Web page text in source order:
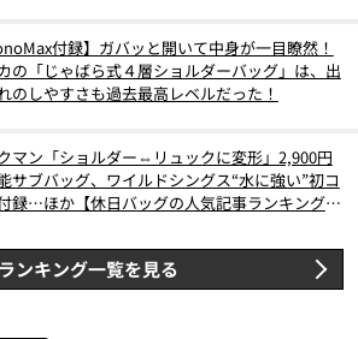
付録】ガバッと開いて中身が一目瞭然！
の「じゃばら式４層ショルダーバッグ」は、出
のしやすさも過去最高レベルだった！
マン「ショルダー⇔リュックに変形」2,900円
サブバッグ、ワイルドシングス“水に強い”初コ
録…ほか【休日バッグの人気記事ランキングベ
ランキング一覧を見る